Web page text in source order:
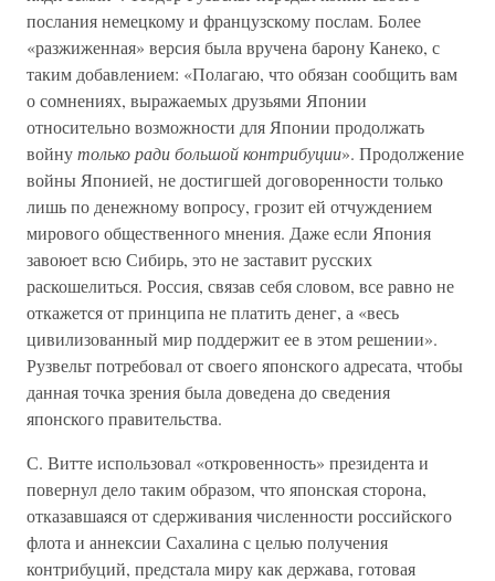
послания немецкому и французскому послам. Более
«разжиженная» версия была вручена барону Канеко, с
таким добавлением: «Полагаю, что обязан сообщить вам
о сомнениях, выражаемых друзьями Японии
относительно возможности для Японии продолжать
войнутолько ради большой контрибуции». Продолжение
войны Японией, не достигшей договоренности только
лишь по денежному вопросу, грозит ей отчуждением
мирового общественного мнения. Даже если Япония
завоюет всю Сибирь, это не заставит русских
раскошелиться. Россия, связав себя словом, все равно не
откажется от принципа не платить денег, а «весь
цивилизованный мир поддержит ее в этом решении».
Рузвельт потребовал от своего японского адресата, чтобы
данная точка зрения была доведена до сведения
японского правительства.
С. Витте использовал «откровенность» президента и
повернул дело таким образом, что японская сторона,
отказавшаяся от сдерживания численности российского
флота и аннексии Сахалина с целью получения
контрибуций, предстала миру как держава, готовая